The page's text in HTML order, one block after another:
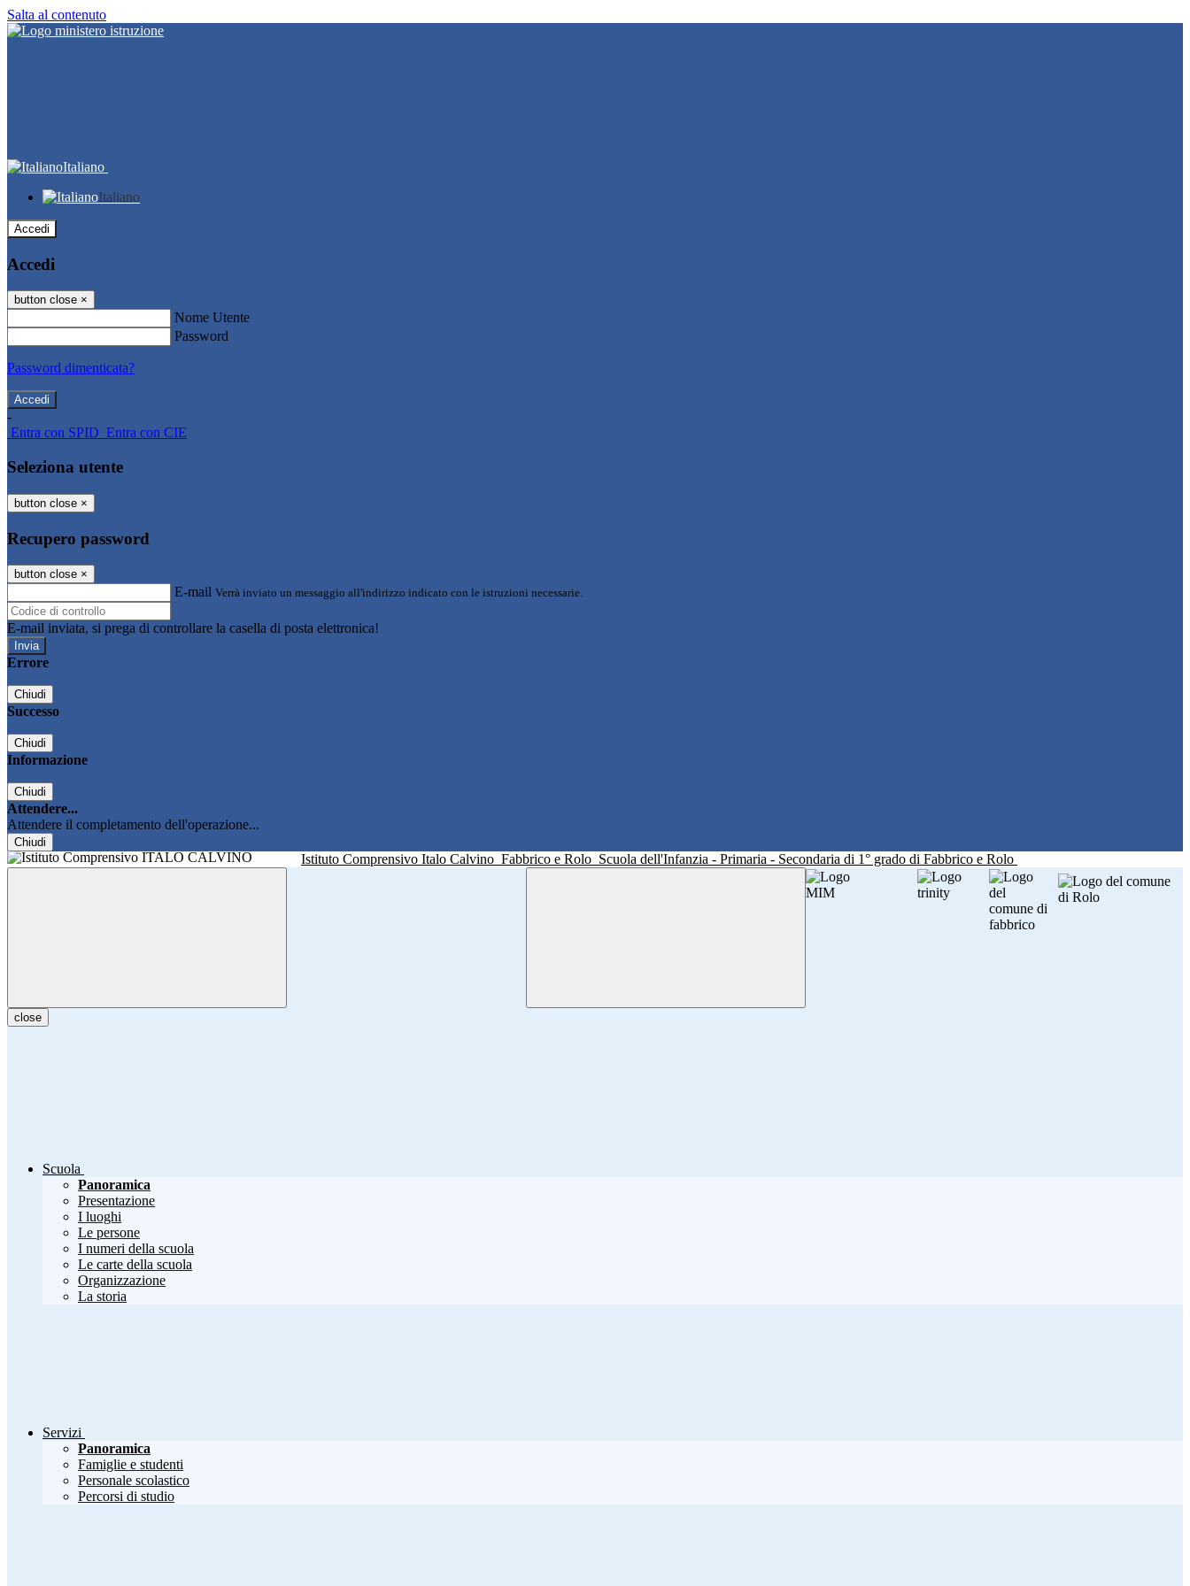
Salta al contenuto
Italiano
Italiano
Accedi
Accedi
button close ×
Nome Utente
Password
Password dimenticata?
-
Entra con SPID Entra con CIE
Seleziona utente
button close ×
Recupero password
button close ×
E-mail Verrà inviato un messaggio all'indirizzo indicato con le istruzioni necessarie.
E-mail inviata, si prega di controllare la casella di posta elettronica!
Errore
Chiudi
Successo
Chiudi
Informazione
Chiudi
Attendere...
Attendere il completamento dell'operazione...
Chiudi
Istituto Comprensivo Italo Calvino Fabbrico e Rolo Scuola dell'Infanzia - Primaria - Secondaria di 1° grado di Fabbrico e Rolo
close
Scuola
Panoramica
Presentazione
I luoghi
Le persone
I numeri della scuola
Le carte della scuola
Organizzazione
La storia
Servizi
Panoramica
Famiglie e studenti
Personale scolastico
Percorsi di studio